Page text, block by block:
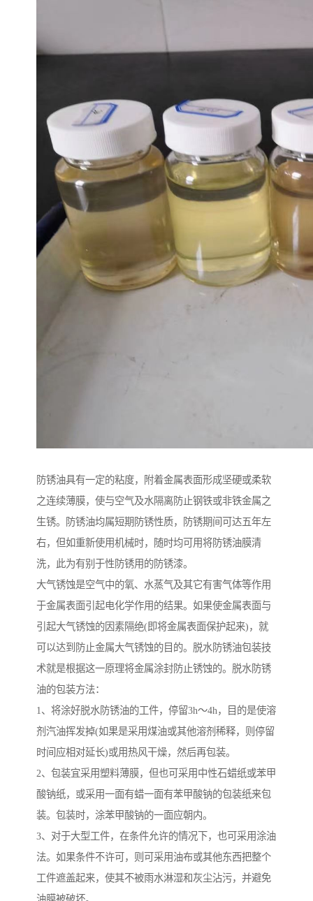
防锈油具有一定的粘度，附着金属表面形成坚硬或柔软
之连续薄膜，使与空气及水隔离防止钢铁或非铁金属之
生锈。防锈油均属短期防锈性质，防锈期间可达五年左
右，但如重新使用机械时，随时均可用将防锈油膜清
洗，此为有别于性防锈用的防锈漆。
大气锈蚀是空气中的氧、水蒸气及其它有害气体等作用
于金属表面引起电化学作用的结果。如果使金属表面与
引起大气锈蚀的因素隔绝(即将金属表面保护起来)，就
可以达到防止金属大气锈蚀的目的。脱水防锈油包装技
术就是根据这一原理将金属涂封防止锈蚀的。脱水防锈
油的包装方法：
1、将涂好脱水防锈油的工件，停留3h～4h，目的是使溶
剂汽油挥发掉(如果是采用煤油或其他溶剂稀释，则停留
时间应相对延长)或用热风干燥，然后再包装。
2、包装宜采用塑料薄膜，但也可采用中性石蜡纸或苯甲
酸钠纸，或采用一面有蜡一面有苯甲酸钠的包装纸来包
装。包装时，涂苯甲酸钠的一面应朝内。
3、对于大型工件，在条件允许的情况下，也可采用涂油
法。如果条件不许可，则可采用油布或其他东西把整个
工件遮盖起来，使其不被雨水淋湿和灰尘沾污，并避免